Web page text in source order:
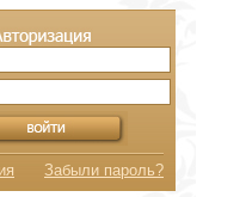
Забыли пароль?